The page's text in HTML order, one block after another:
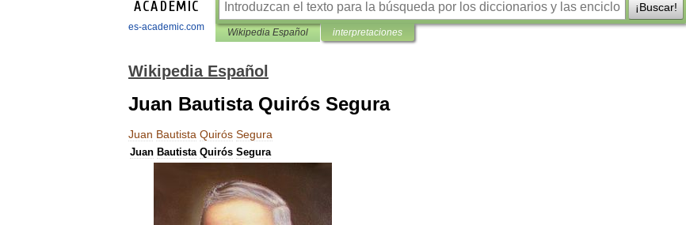
es-academic.com
¡Buscar!
Wikipedia Español interpretaciones
Wikipedia Español
Juan Bautista Quirós Segura
Juan Bautista Quirós Segura
Juan Bautista Quirós Segura